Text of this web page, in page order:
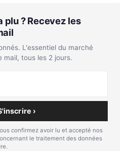
plu ? Recevez les
L'essentiel du marché
tous les 2 jours.
›
confirmez avoir lu et accepté nos
le traitement des données